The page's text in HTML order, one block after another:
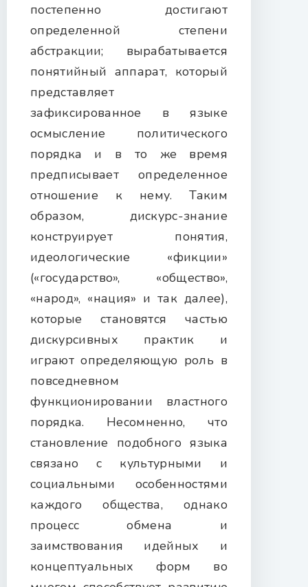
постепенно достигают
определенной степени
абстракции; вырабатывается
понятийный аппарат, который
представляет
зафиксированное в языке
осмысление политического
порядка и в то же время
предписывает определенное
отношение к нему. Таким
образом, дискурс-знание
конструирует понятия,
идеологические «фикции»
(«государство», «общество»,
«народ», «нация» и так далее),
которые становятся частью
дискурсивных практик и
играют определяющую роль в
повседневном
функционировании властного
порядка. Несомненно, что
становление подобного языка
связано с культурными и
социальными особенностями
каждого общества, однако
процесс обмена и
заимствования идейных и
концептуальных форм во